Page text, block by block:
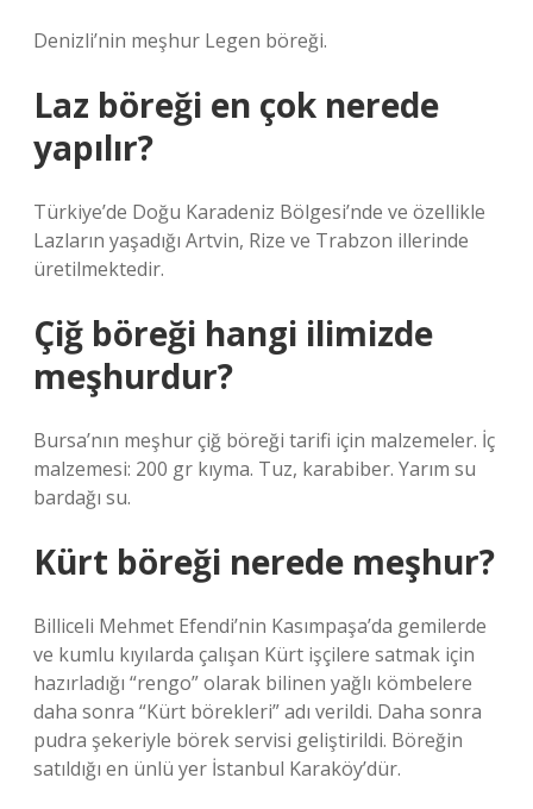
Denizli’nin meşhur Legen böreği.
Laz böreği en çok nerede
yapılır?
Türkiye’de Doğu Karadeniz Bölgesi’nde ve özellikle
Lazların yaşadığı Artvin, Rize ve Trabzon illerinde
üretilmektedir.
Çiğ böreği hangi ilimizde
meşhurdur?
Bursa’nın meşhur çiğ böreği tarifi için malzemeler. İç
malzemesi: 200 gr kıyma. Tuz, karabiber. Yarım su
bardağı su.
Kürt böreği nerede meşhur?
Billiceli Mehmet Efendi’nin Kasımpaşa’da gemilerde
ve kumlu kıyılarda çalışan Kürt işçilere satmak için
hazırladığı “rengo” olarak bilinen yağlı kömbelere
daha sonra “Kürt börekleri” adı verildi. Daha sonra
pudra şekeriyle börek servisi geliştirildi. Böreğin
satıldığı en ünlü yer İstanbul Karaköy’dür.